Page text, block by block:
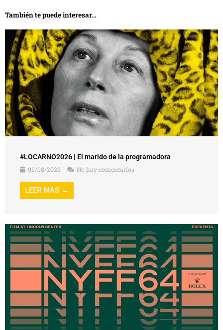
También te puede interesar...
#LOCARNO2026 | El marido de la programadora
06/08/2026
No hay comentarios
LEER MÁS →